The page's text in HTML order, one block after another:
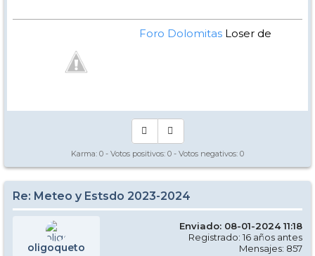
Foro DolomitasLoser de
Karma: 0 - Votos positivos: 0 - Votos negativos: 0
Re: Meteo y Estsdo 2023-2024
oligoqueto
Enviado: 08-01-2024 11:18
Registrado: 16 años antes
Mensajes: 857